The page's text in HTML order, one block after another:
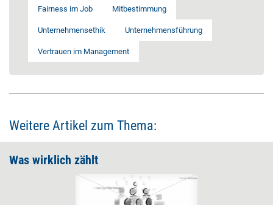
Fairness im Job Mitbestimmung
Unternehmensethik Unternehmensführung
Vertrauen im Management
Weitere Artikel zum Thema:
Was wirklich zählt